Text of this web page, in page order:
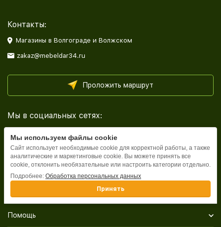
Контакты:
Магазины в Волгограде и Волжском
zakaz@mebeldar34.ru
Проложить маршрут
Мы в социальных сетях:
Каталог
Помощь
Мы используем файлы cookie
Сайт использует необходимые cookie для корректной работы, а также
аналитические и маркетинговые cookie. Вы можете принять все
cookie, отклонить необязательные или настроить категории отдельно.
Подробнее: Обработка персональных данных
Принять